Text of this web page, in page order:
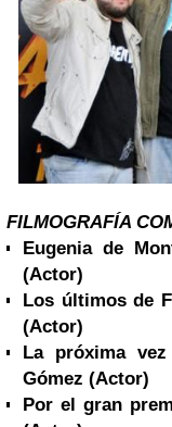
FILMOGRAFÍA
Eugenia de
(Actor)
Los últimos de
(Actor)
La próxima
Gómez (Actor)
Por el gran